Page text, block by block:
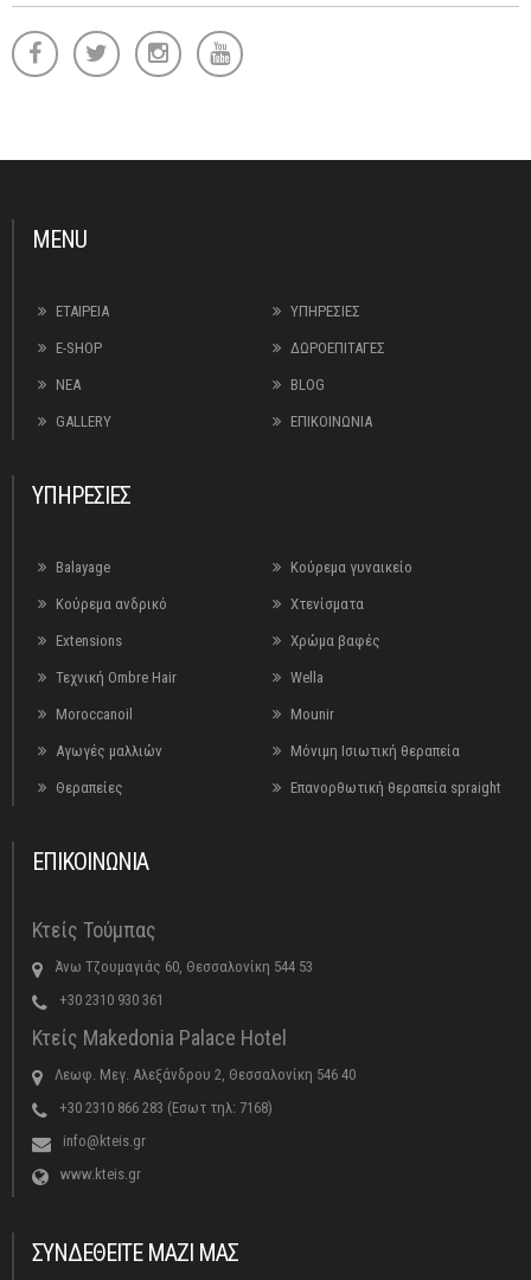
MENU
ΕΤΑΙΡΕΙΑ ΥΠΗΡΕΣΙΕΣ
E-SHOP ΔΩΡΟΕΠΙΤΑΓΕΣ
ΝΕΑ BLOG
GALLERY ΕΠΙΚΟΙΝΩΝΙΑ
ΥΠΗΡΕΣΙΕΣ
Balayage Κούρεμα γυναικείο
Κούρεμα ανδρικό Χτενίσματα
Extensions Χρώμα βαφές
Τεχνική Ombre Hair Wella
Moroccanoil Mounir
Αγωγές μαλλιών Μόνιμη Ισιωτική θεραπεία
Θεραπείες Επανορθωτική θεραπεία spraight
ΕΠΙΚΟΙΝΩΝΙΑ
Κτείς Τούμπας
Άνω Τζουμαγιάς 60, Θεσσαλονίκη 544 53
+30 2310 930 361
Κτείς Makedonia Palace Hotel
Λεωφ. Μεγ. Αλεξάνδρου 2, Θεσσαλονίκη 546 40
+30 2310 866 283 (Εσωτ τηλ: 7168)
info@kteis.gr
www.kteis.gr
ΣΥΝΔΕΘΕΙΤΕ ΜΑΖΙ ΜΑΣ